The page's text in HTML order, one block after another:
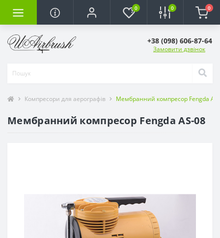
0 0 0
+38 (098) 606-87-64
Замовити дзвінок
Компресори для аерографів Мембранний компресор Fengda
Мембранний компресор Fengda AS-08